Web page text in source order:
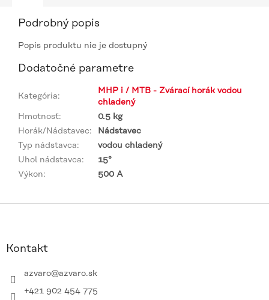
Podrobný popis
Popis produktu nie je dostupný
Dodatočné parametre
Kategória:
MHP i / MTB - Zvárací horák vodou
chladený
Hmotnosť:
0.5 kg
Horák/Nádstavec:
Nádstavec
Typ nádstavca:
vodou chladený
Uhol nádstavca:
15°
Výkon: 500 A
Kontakt
azvaro@azvaro.sk
+421 902 454 775